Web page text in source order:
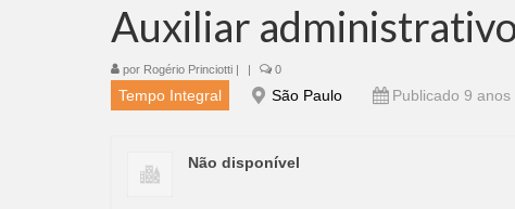
Auxiliar
por Rogério Princiotti | | 0
Tempo Integral São Paulo Publicado 9 anos
Não disponível